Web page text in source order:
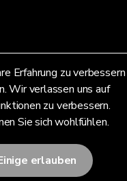
Erfahrung zu verbessern
Wir verlassen uns auf
zu verbessern.
Sie sich wohlfühlen.
erlauben